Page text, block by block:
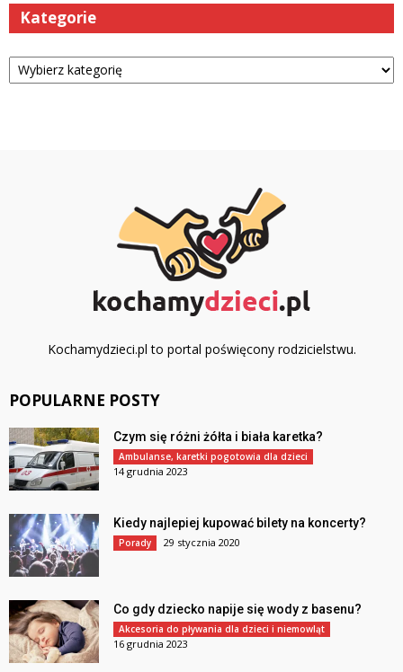
Kategorie
Kategorie
Kochamydzieci.pl to portal poświęcony rodzicielstwu.
POPULARNE POSTY
Czym się różni żółta i biała karetka?
Ambulanse, karetki pogotowia dla dzieci
14 grudnia 2023
Kiedy najlepiej kupować bilety na koncerty?
Porady 29 stycznia 2020
Co gdy dziecko napije się wody z basenu?
Akcesoria do pływania dla dzieci i niemowląt
16 grudnia 2023